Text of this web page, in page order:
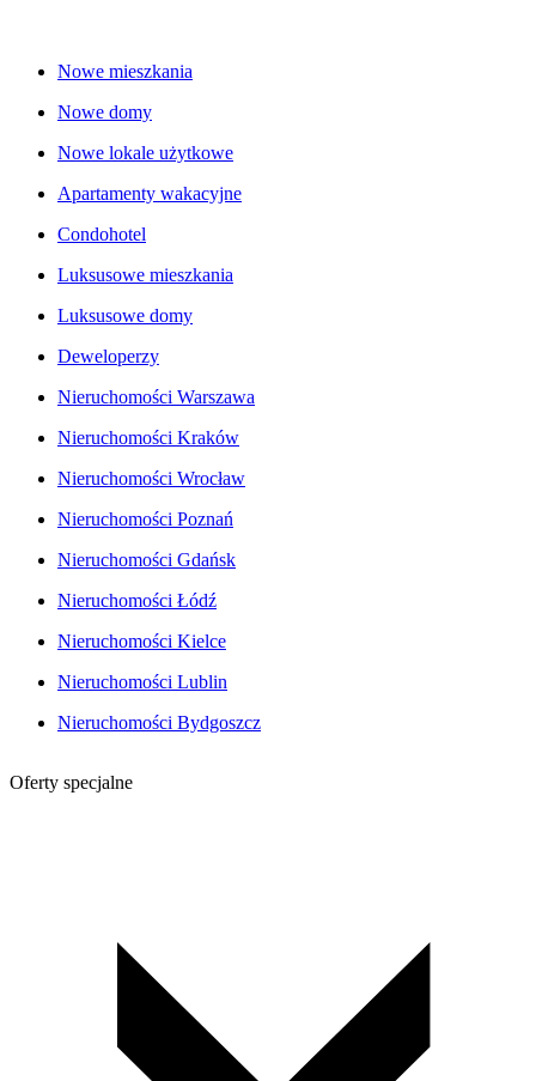
Nowe mieszkania
Nowe domy
Nowe lokale użytkowe
Apartamenty wakacyjne
Condohotel
Luksusowe mieszkania
Luksusowe domy
Deweloperzy
Nieruchomości Warszawa
Nieruchomości Kraków
Nieruchomości Wrocław
Nieruchomości Poznań
Nieruchomości Gdańsk
Nieruchomości Łódź
Nieruchomości Kielce
Nieruchomości Lublin
Nieruchomości Bydgoszcz
Oferty specjalne